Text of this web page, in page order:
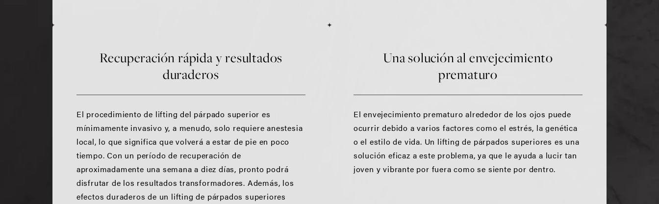
Recuperación rápida y resultados
duraderos
El procedimiento de lifting del párpado superior es
mínimamente invasivo y, a menudo, solo requiere anestesia
local, lo que significa que volverá a estar de pie en poco
tiempo. Con un período de recuperación de
aproximadamente una semana a diez días, pronto podrá
disfrutar de los resultados transformadores. Además, los
efectos duraderos de un lifting de párpados superiores
Una solución al envejecimiento
prematuro
El envejecimiento prematuro alrededor de los ojos puede
ocurrir debido a varios factores como el estrés, la genética
o el estilo de vida. Un lifting de párpados superiores es una
solución eficaz a este problema, ya que le ayuda a lucir tan
joven y vibrante por fuera como se siente por dentro.